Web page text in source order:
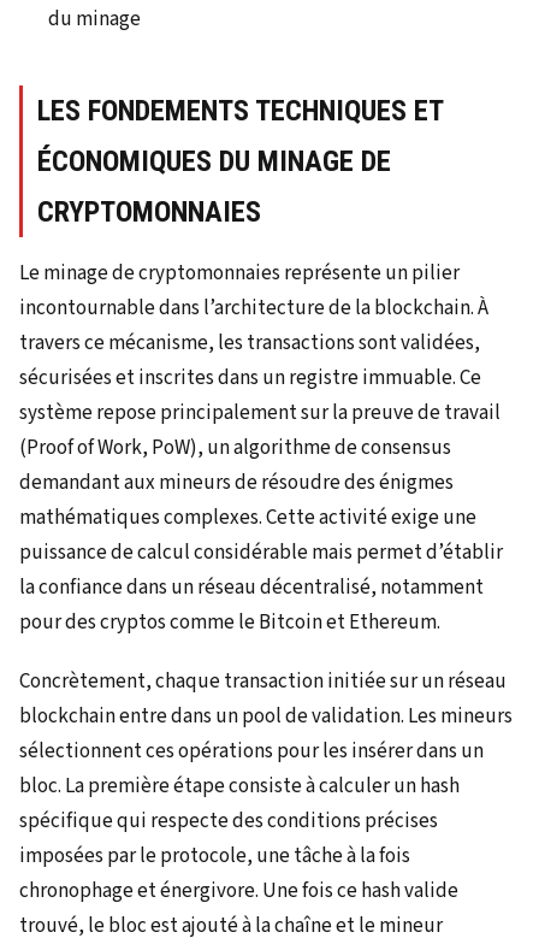
du minage
LES FONDEMENTS TECHNIQUES ET
ÉCONOMIQUES DU MINAGE DE
CRYPTOMONNAIES
Le minage de cryptomonnaies représente un pilier
incontournable dans l’architecture de la blockchain. À
travers ce mécanisme, les transactions sont validées,
sécurisées et inscrites dans un registre immuable. Ce
système repose principalement sur la preuve de travail
(Proof of Work, PoW), un algorithme de consensus
demandant aux mineurs de résoudre des énigmes
mathématiques complexes. Cette activité exige une
puissance de calcul considérable mais permet d’établir
la confiance dans un réseau décentralisé, notamment
pour des cryptos comme le Bitcoin et Ethereum.
Concrètement, chaque transaction initiée sur un réseau
blockchain entre dans un pool de validation. Les mineurs
sélectionnent ces opérations pour les insérer dans un
bloc. La première étape consiste à calculer un hash
spécifique qui respecte des conditions précises
imposées par le protocole, une tâche à la fois
chronophage et énergivore. Une fois ce hash valide
trouvé, le bloc est ajouté à la chaîne et le mineur